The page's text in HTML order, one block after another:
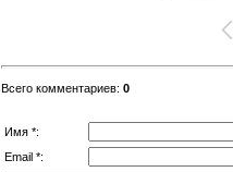
Всего комментариев: 0
Имя *:
Email *: